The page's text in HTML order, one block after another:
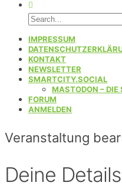
IMPRESSUM
KONTAKT
NEWSLETTER
SMARTCITY.SOCIAL
MASTODON –
FORUM
ANMELDEN
Veranstaltung
Deine Details